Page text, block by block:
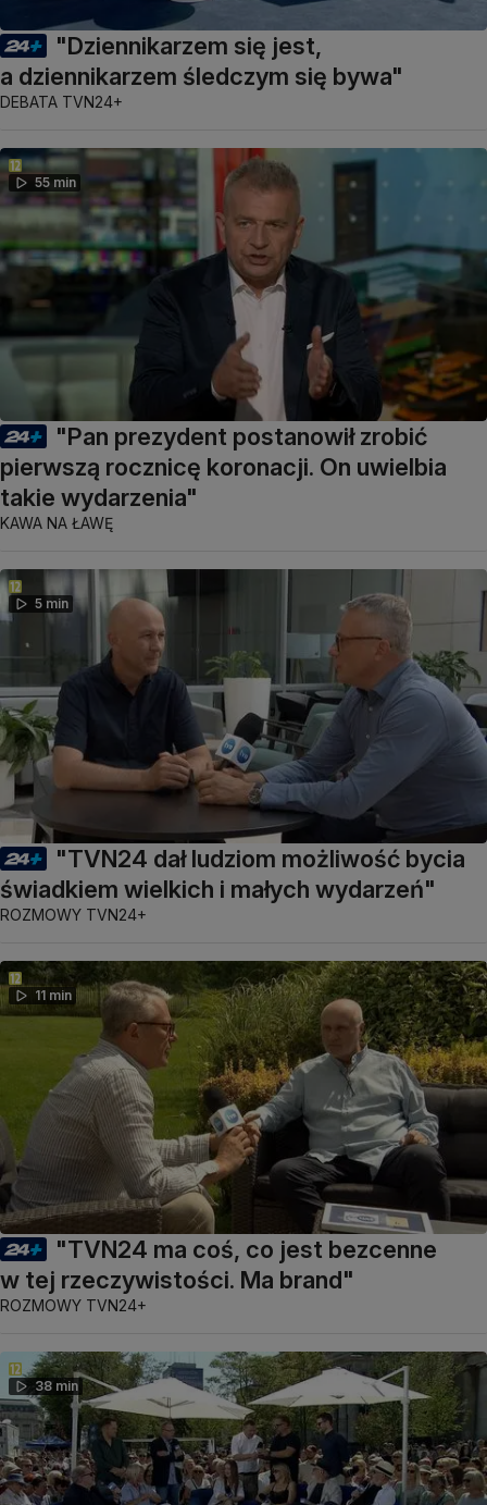
"Dziennikarzem się jest,
a dziennikarzem śledczym się bywa"
DEBATA TVN24+
55 min
"Pan prezydent postanowił zrobić
pierwszą rocznicę koronacji. On uwielbia
takie wydarzenia"
KAWA NA ŁAWĘ
5 min
"TVN24 dał ludziom możliwość bycia
świadkiem wielkich i małych wydarzeń"
ROZMOWY TVN24+
11 min
"TVN24 ma coś, co jest bezcenne
w tej rzeczywistości. Ma brand"
ROZMOWY TVN24+
38 min